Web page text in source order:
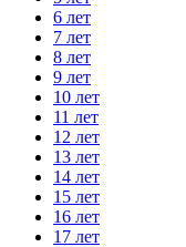
6 лет
7 лет
8 лет
9 лет
10 лет
11 лет
12 лет
13 лет
14 лет
15 лет
16 лет
17 лет